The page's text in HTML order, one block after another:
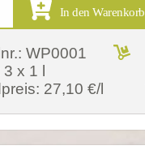
In den Warenkorb
WP0001
x 1 l
27,10 €/l